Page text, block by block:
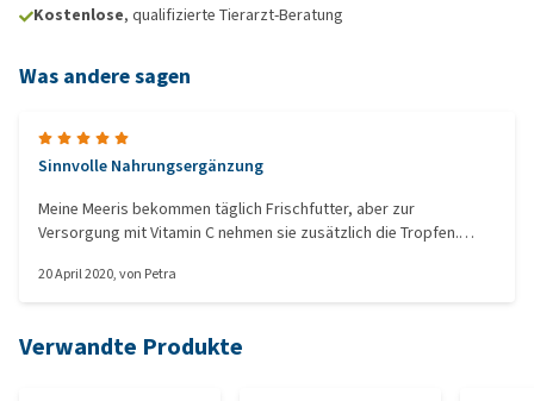
Kostenlose, qualifizierte Tierarzt-Beratung
Was andere sagen
Sinnvolle Nahrungsergänzung
Meine Meeris bekommen täglich Frischfutter, aber zur
Versorgung mit Vitamin C nehmen sie zusätzlich die Tropfen.
20 April 2020, von Petra
Verwandte Produkte